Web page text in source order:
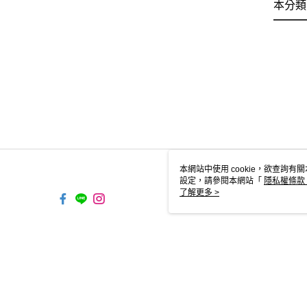
本分
本網站中使用 cookie，欲查詢有
設定，請參閱本網站「 隱私權條款
使用 cookie。
了解更多 >